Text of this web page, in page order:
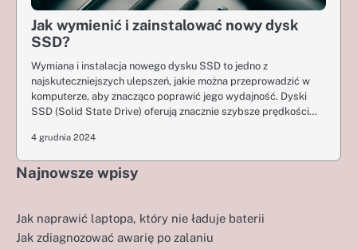
Jak wymienić i zainstalować nowy dysk
SSD?
Wymiana i instalacja nowego dysku SSD to jedno z
najskuteczniejszych ulepszeń, jakie można przeprowadzić w
komputerze, aby znacząco poprawić jego wydajność. Dyski
SSD (Solid State Drive) oferują znacznie szybsze prędkości…
4 grudnia 2024
Najnowsze wpisy
Jak naprawić laptopa, który nie ładuje baterii
Jak zdiagnozować awarię po zalaniu